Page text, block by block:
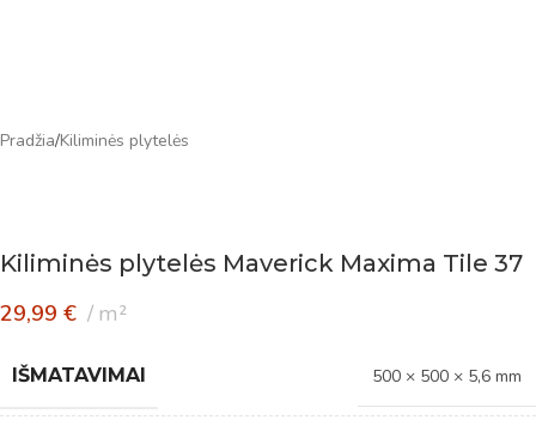
Pradžia/Kiliminės plytelės
Kiliminės plytelės Maverick Maxima Tile 37
29,99 € m²
IŠMATAVIMAI 500 × 500 × 5,6 mm